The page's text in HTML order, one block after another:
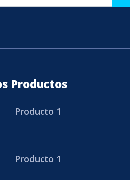
Productos
Producto 1
Producto 1